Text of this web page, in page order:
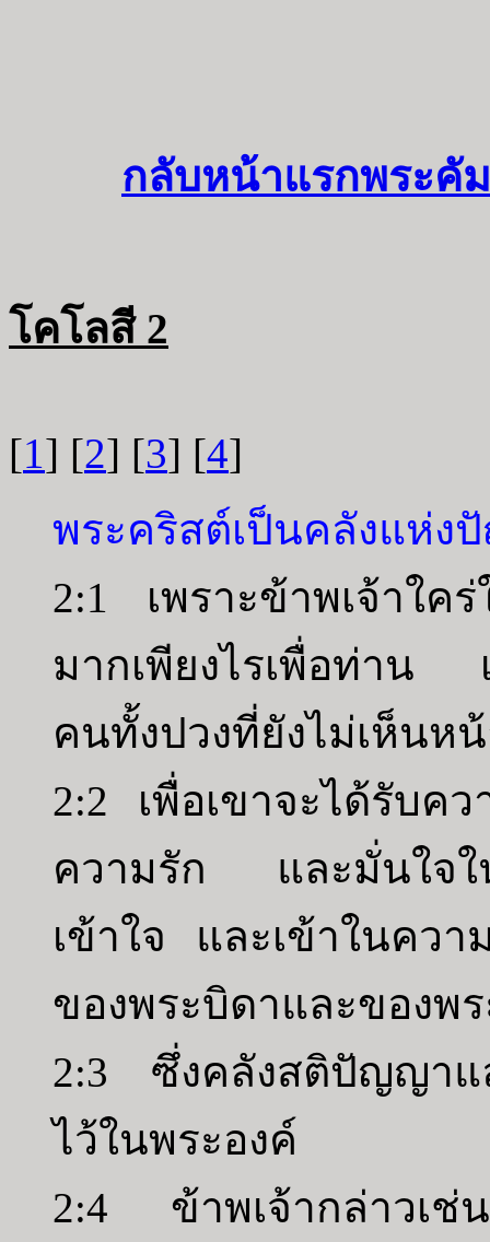
กลับหน้าแรกพระคั
โคโลสี 2
[1] [2] [3] [4]
พระคริสต์เป็นคลังแห่ง
2:1 เพราะข้าพเจ้าใค
มากเพียงไรเพื่อท่าน เ
คนทั้งปวงที่ยังไม่เห็นห
2:2 เพื่อเขาจะได้รับค
ความรัก และมั่นใจใ
เข้าใจ และเข้าในควา
ของพระบิดาและของพ
2:3 ซึ่งคลังสติปัญญาแ
ไว้ในพระองค์
2:4 ข้าพเจ้ากล่าวเช่น